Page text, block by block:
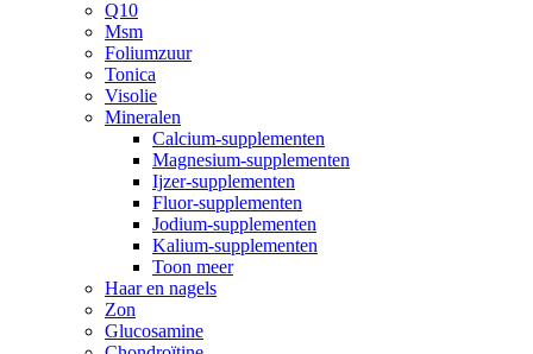
Q10
Msm
Foliumzuur
Tonica
Visolie
Mineralen
Calcium-supplementen
Magnesium-supplementen
Ijzer-supplementen
Fluor-supplementen
Jodium-supplementen
Kalium-supplementen
Toon meer
Haar en nagels
Zon
Glucosamine